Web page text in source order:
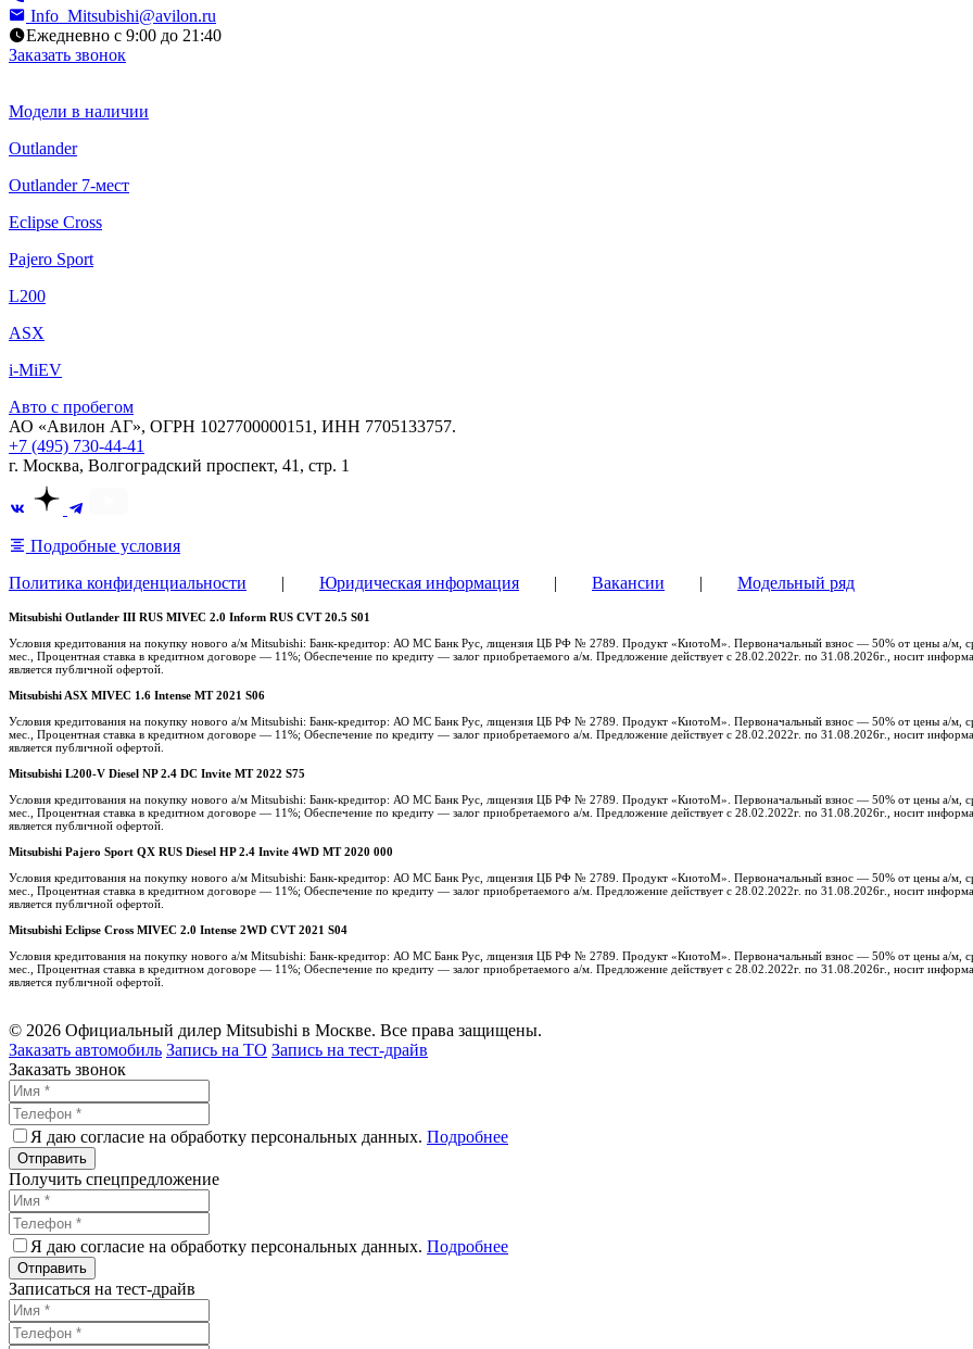
Info_Mitsubishi@avilon.ru
Ежедневно с 9:00 до 21:40
Заказать звонок
Модели в наличии
Outlander
Outlander 7-мест
Eclipse Cross
Pajero Sport
L200
ASX
i-MiEV
Авто с пробегом
АО «Авилон АГ», ОГРН 1027700000151, ИНН 7705133757.
+7 (495) 730-44-41
г. Москва, Волгоградский проспект, 41, стр. 1
Подробные условия
Политика конфиденциальности | Юридическая информация | Вакансии | Модельный ряд
Mitsubishi Outlander III RUS MIVEC 2.0 Inform RUS CVT 20.5 S01
Условия кредитования на покупку нового а/м Mitsubishi: Банк-кредитор: АО МС Банк Рус, лицензия ЦБ РФ № 2789. Продукт «КиотоМ». Первоначальный взнос — 50% от цены а/м,
мес., Процентная ставка в кредитном договоре — 11%; Обеспечение по кредиту — залог приобретаемого а/м. Предложение действует с 28.02.2022г. по 31.08.2026г., носит
является публичной офертой.
Mitsubishi ASX MIVEC 1.6 Intense MT 2021 S06
Условия кредитования на покупку нового а/м Mitsubishi: Банк-кредитор: АО МС Банк Рус, лицензия ЦБ РФ № 2789. Продукт «КиотоМ». Первоначальный взнос — 50% от цены а/м,
мес., Процентная ставка в кредитном договоре — 11%; Обеспечение по кредиту — залог приобретаемого а/м. Предложение действует с 28.02.2022г. по 31.08.2026г., носит
является публичной офертой.
Mitsubishi L200-V Diesel NP 2.4 DC Invite MT 2022 S75
Условия кредитования на покупку нового а/м Mitsubishi: Банк-кредитор: АО МС Банк Рус, лицензия ЦБ РФ № 2789. Продукт «КиотоМ». Первоначальный взнос — 50% от цены а/м,
мес., Процентная ставка в кредитном договоре — 11%; Обеспечение по кредиту — залог приобретаемого а/м. Предложение действует с 28.02.2022г. по 31.08.2026г., носит
является публичной офертой.
Mitsubishi Pajero Sport QX RUS Diesel HP 2.4 Invite 4WD MT 2020 000
Условия кредитования на покупку нового а/м Mitsubishi: Банк-кредитор: АО МС Банк Рус, лицензия ЦБ РФ № 2789. Продукт «КиотоМ». Первоначальный взнос — 50% от цены а/м,
мес., Процентная ставка в кредитном договоре — 11%; Обеспечение по кредиту — залог приобретаемого а/м. Предложение действует с 28.02.2022г. по 31.08.2026г., носит
является публичной офертой.
Mitsubishi Eclipse Cross MIVEC 2.0 Intense 2WD CVT 2021 S04
Условия кредитования на покупку нового а/м Mitsubishi: Банк-кредитор: АО МС Банк Рус, лицензия ЦБ РФ № 2789. Продукт «КиотоМ». Первоначальный взнос — 50% от цены а/м,
мес., Процентная ставка в кредитном договоре — 11%; Обеспечение по кредиту — залог приобретаемого а/м. Предложение действует с 28.02.2022г. по 31.08.2026г., носит
является публичной офертой.
© 2026 Официальный дилер Mitsubishi в Москве. Все права защищены.
Заказать автомобиль Запись на ТО Запись на тест-драйв
Заказать звонок
Я даю согласие на обработку персональных данных. Подробнее
Получить спецпредложение
Я даю согласие на обработку персональных данных. Подробнее
Записаться на тест-драйв